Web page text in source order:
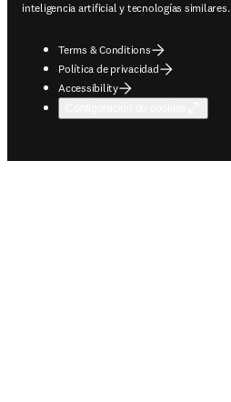
inteligencia artificial y tecnologías similares.
Terms & Conditions
Política de privacidad
Accessibility